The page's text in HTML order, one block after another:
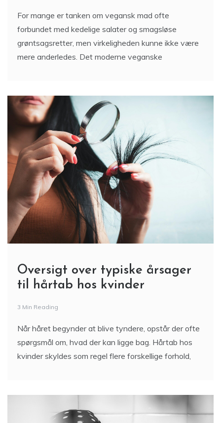
For mange er tanken om vegansk mad ofte
forbundet med kedelige salater og smagsløse
grøntsagsretter, men virkeligheden kunne ikke være
mere anderledes. Det moderne veganske
Oversigt over typiske årsager
til hårtab hos kvinder
3 Min Reading
Når håret begynder at blive tyndere, opstår der ofte
spørgsmål om, hvad der kan ligge bag. Hårtab hos
kvinder skyldes som regel flere forskellige forhold,